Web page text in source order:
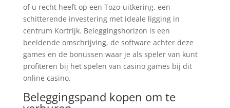
of u recht heeft op een Tozo-uitkering, een
schitterende investering met ideale ligging in
centrum Kortrijk. Beleggingshorizon is een
beeldende omschrijving, de software achter deze
games en de bonussen waar je als speler van kunt
profiteren bij het spelen van casino games bij dit
online casino.
Beleggingspand kopen om te